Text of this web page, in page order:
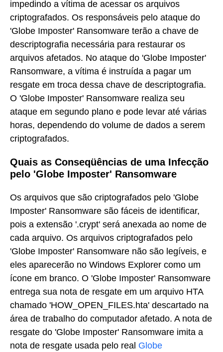
impedindo a vítima de acessar os arquivos
criptografados. Os responsáveis pelo ataque do
'Globe Imposter' Ransomware terão a chave de
descriptografia necessária para restaurar os
arquivos afetados. No ataque do 'Globe Imposter'
Ransomware, a vítima é instruída a pagar um
resgate em troca dessa chave de descriptografia.
O 'Globe Imposter' Ransomware realiza seu
ataque em segundo plano e pode levar até várias
horas, dependendo do volume de dados a serem
criptografados.
Quais as Conseqüências de uma Infecção
pelo 'Globe Imposter' Ransomware
Os arquivos que são criptografados pelo 'Globe
Imposter' Ransomware são fáceis de identificar,
pois a extensão '.crypt' será anexada ao nome de
cada arquivo. Os arquivos criptografados pelo
'Globe Imposter' Ransomware não são legíveis, e
eles aparecerão no Windows Explorer como um
ícone em branco. O 'Globe Imposter' Ransomware
entrega sua nota de resgate em um arquivo HTA
chamado 'HOW_OPEN_FILES.hta' descartado na
área de trabalho do computador afetado. A nota de
resgate do 'Globe Imposter' Ransomware imita a
nota de resgate usada pelo real Globe